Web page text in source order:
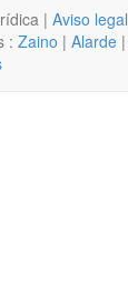
| Aviso legal
: Zaino | Alarde |